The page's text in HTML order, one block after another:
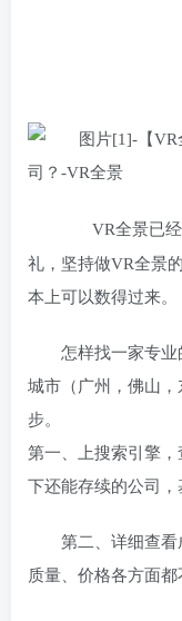
VR全景已
礼，坚持做VR全景
本上可以数得过来。
怎样找一家专
城市（广州，佛山
步。
第一、上搜索引擎
下还能存续的公司，
第二、详细查看
质量、价格各方面都